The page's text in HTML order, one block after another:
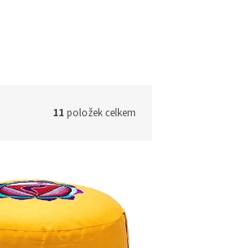
11 položek celkem